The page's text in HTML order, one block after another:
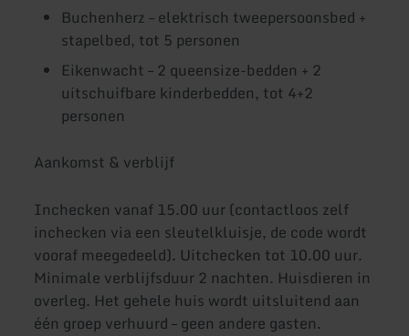
Buchenherz – elektrisch tweepersoonsbed +
stapelbed, tot 5 personen
Eikenwacht – 2 queensize-bedden + 2
uitschuifbare kinderbedden, tot 4+2
personen
Aankomst & verblijf
Inchecken vanaf 15.00 uur (contactloos zelf
inchecken via een sleutelkluisje, de code wordt
vooraf meegedeeld). Uitchecken tot 10.00 uur.
Minimale verblijfsduur 2 nachten. Huisdieren in
overleg. Het gehele huis wordt uitsluitend aan
één groep verhuurd – geen andere gasten.